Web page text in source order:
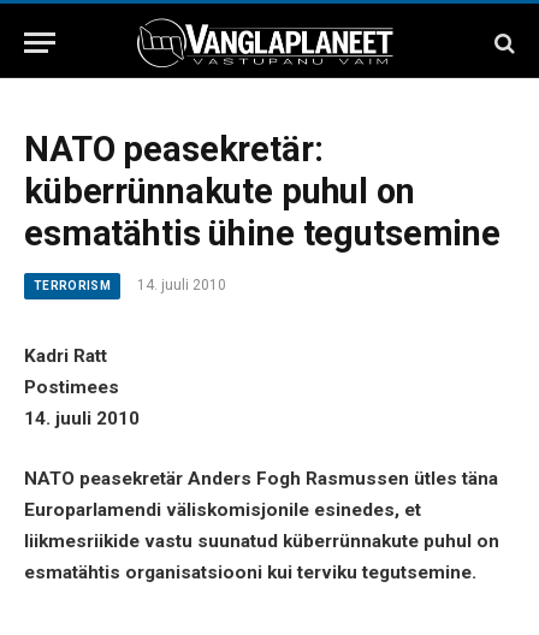
NATO peasekretär:
küberrünnakute puhul on
esmatähtis ühine tegutsemine
TERRORISM 14. juuli 2010
Kadri Ratt
Postimees
14. juuli 2010
NATO peasekretär Anders Fogh Rasmussen ütles täna
Europarlamendi väliskomisjonile esinedes, et
liikmesriikide vastu suunatud küberrünnakute puhul on
esmatähtis organisatsiooni kui terviku tegutsemine.